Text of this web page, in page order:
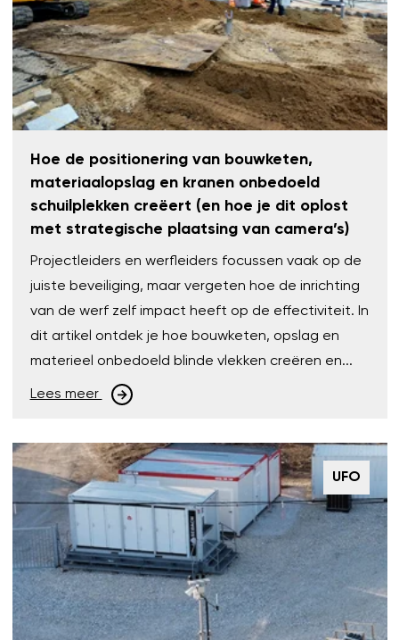
Hoe de positionering van bouwketen,
materiaalopslag en kranen onbedoeld
schuilplekken creëert (en hoe je dit oplost
met strategische plaatsing van camera’s)
Projectleiders en werfleiders focussen vaak op de
juiste beveiliging, maar vergeten hoe de inrichting
van de werf zelf impact heeft op de effectiviteit. In
dit artikel ontdek je hoe bouwketen, opslag en
materieel onbedoeld blinde vlekken creëren en...
Lees meer
UFO